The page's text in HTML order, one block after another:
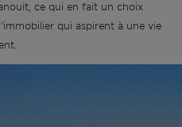
ce qui en fait un choix
qui aspirent à une vie